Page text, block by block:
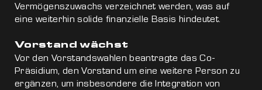
Vermögenszuwachs verzeichnet werden, was auf
eine weiterhin solide finanzielle Basis hindeutet.
Vorstand wächst
Vor den Vorstandswahlen beantragte das Co-
Präsidium, den Vorstand um eine weitere Person zu
ergänzen, um insbesondere die Integration von